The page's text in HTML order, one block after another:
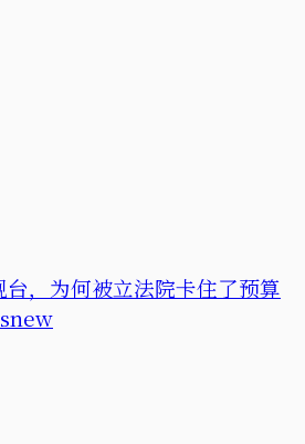
，为何被立法院卡住了预算